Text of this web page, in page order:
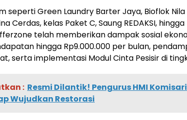
seperti Green Laundry Barter Jaya, Bioflok
Cerdas, kelas Paket C, Saung REDAKSI,
telah memberikan dampak sosial
hingga Rp9.000.000 per bulan,
serta implementasi Modul Cinta Pesisir di
: Resmi Dilantik! Pengurus HMI
Wujudkan Restorasi